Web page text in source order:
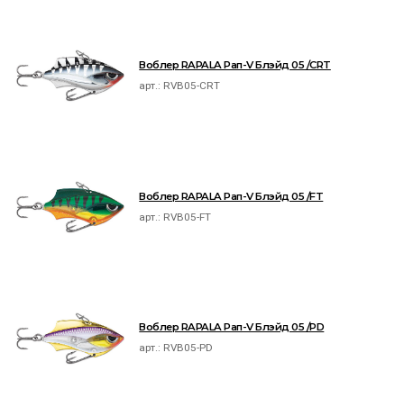
Воблер RAPALA Рап-V Блэйд 05 /CRT
арт.: RVB05-CRT
Воблер RAPALA Рап-V Блэйд 05 /FT
арт.: RVB05-FT
Воблер RAPALA Рап-V Блэйд 05 /PD
арт.: RVB05-PD